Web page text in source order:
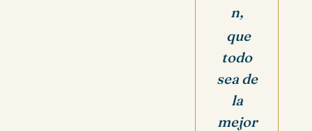
n,
que
todo
sea de
la
mejor